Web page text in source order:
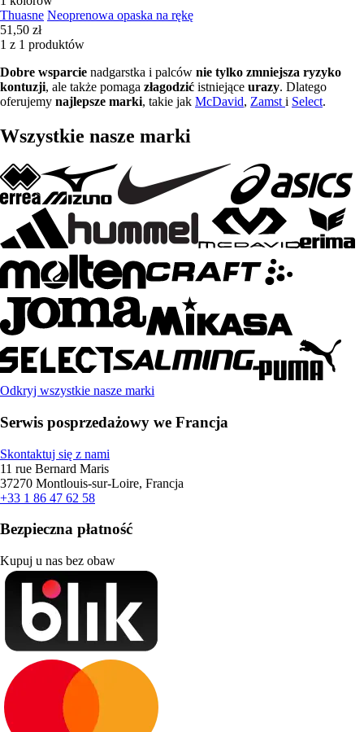
Thuasne Neoprenowa opaska na rękę
51,50 zł
1 z 1 produktów
Dobre wsparcie nadgarstka i palców nie tylko zmniejsza ryzyko
kontuzji, ale także pomaga złagodzić istniejące urazy. Dlatego
oferujemy najlepsze marki, takie jak McDavid, Zamst i Select.
Wszystkie nasze marki
Odkryj wszystkie nasze marki
Serwis posprzedażowy we Francja
Skontaktuj się z nami
11 rue Bernard Maris
37270 Montlouis-sur-Loire, Francja
+33 1 86 47 62 58
Bezpieczna płatność
Kupuj u nas bez obaw